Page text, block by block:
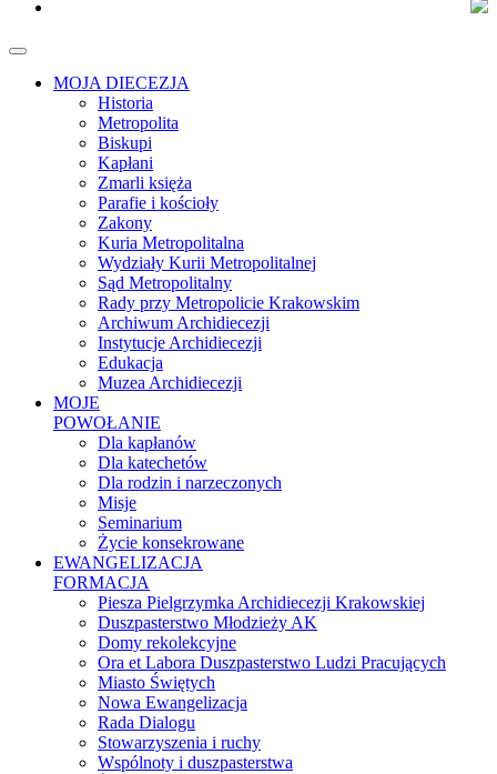
MOJA DIECEZJA
Historia
Metropolita
Biskupi
Kapłani
Zmarli księża
Parafie i kościoły
Zakony
Kuria Metropolitalna
Wydziały Kurii Metropolitalnej
Sąd Metropolitalny
Rady przy Metropolicie Krakowskim
Archiwum Archidiecezji
Instytucje Archidiecezji
Edukacja
Muzea Archidiecezji
MOJE
POWOŁANIE
Dla kapłanów
Dla katechetów
Dla rodzin i narzeczonych
Misje
Seminarium
Życie konsekrowane
EWANGELIZACJA
FORMACJA
Piesza Pielgrzymka Archidiecezji Krakowskiej
Duszpasterstwo Młodzieży AK
Domy rekolekcyjne
Ora et Labora Duszpasterstwo Ludzi Pracujących
Miasto Świętych
Nowa Ewangelizacja
Rada Dialogu
Stowarzyszenia i ruchy
Wspólnoty i duszpasterstwa